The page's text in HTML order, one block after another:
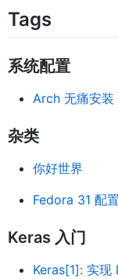
Tags
系统配置
Arch 无痛安
杂类
你好世界
Fedora 31 配
Keras 入门
Keras[1]: 实现